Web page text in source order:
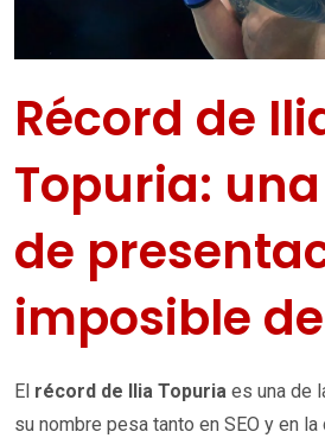
Récord de
Topuria:
de
imposible
El récord de Ilia Topuria es una de
su nombre pesa tanto en SEO y en